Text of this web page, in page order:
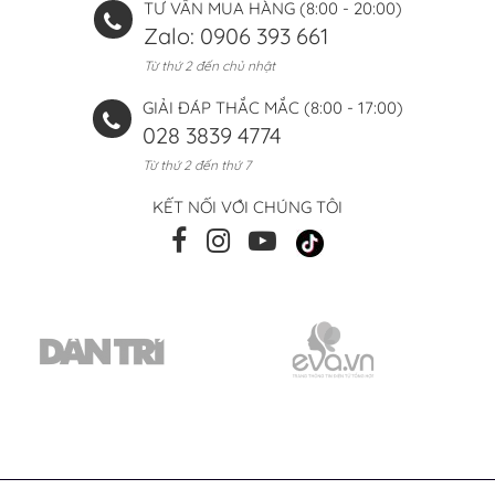
TƯ VẤN MUA HÀNG (8:00 - 20:00)
Zalo: 0906 393 661
Từ thứ 2 đến chủ nhật
GIẢI ĐÁP THẮC MẮC (8:00 - 17:00)
028 3839 4774
Từ thứ 2 đến thứ 7
KẾT NỐI VỚI CHÚNG TÔI